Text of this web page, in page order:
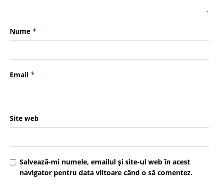
Nume *
Email *
Site web
Salvează-mi numele, emailul și site-ul web în acest
navigator pentru data viitoare când o să comentez.